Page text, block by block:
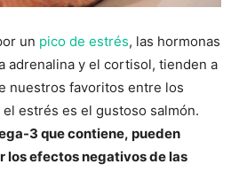
un pico de estrés, las hormonas
adrenalina y el cortisol, tienden a
nuestros favoritos entre los
estrés es el gustoso salmón.
3 que contiene, pueden
los efectos negativos de las